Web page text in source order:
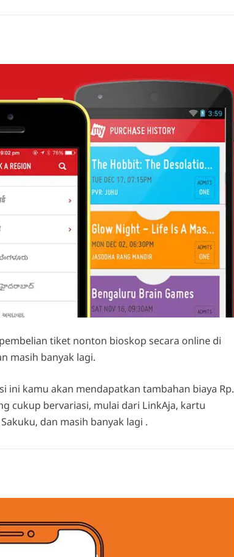
tiket nonton bioskop secara online di
masih banyak lagi.
kamu akan mendapatkan tambahan biaya Rp.
cukup bervariasi, mulai dari LinkAja, kartu
dan masih banyak lagi .